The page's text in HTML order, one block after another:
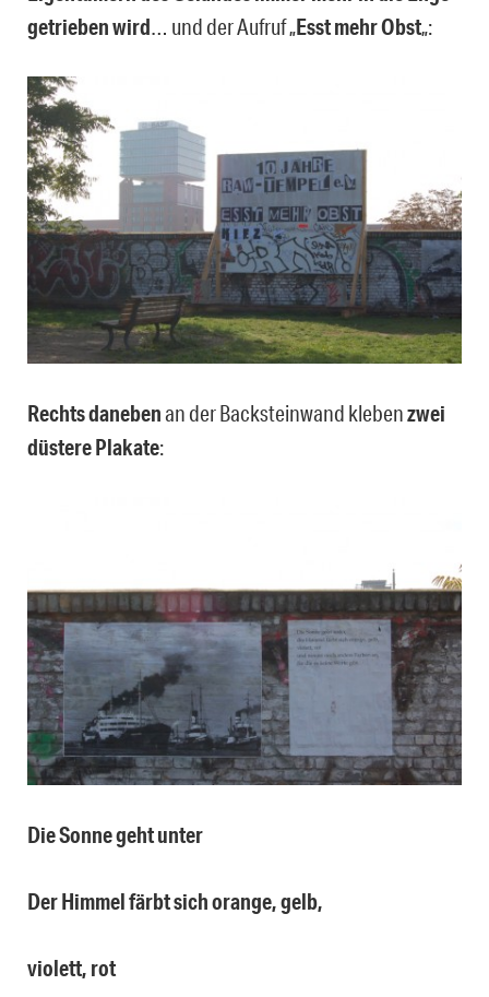
getrieben wird … und der Aufruf „Esst mehr Obst„:
Rechts danebenan der Backsteinwand klebenzwei
düstere Plakate:
Die Sonne geht unter
Der Himmel färbt sich orange, gelb,
violett, rot